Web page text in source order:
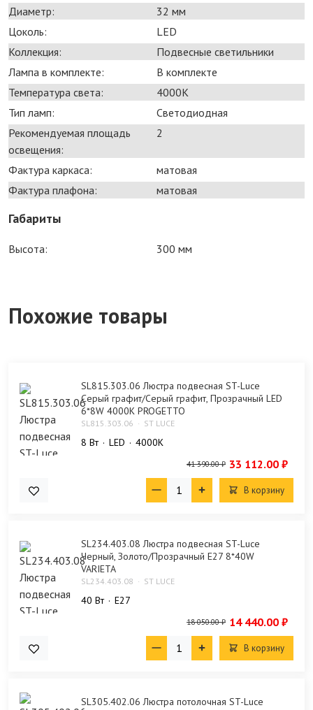
Диаметр:
32 мм
Цоколь:
LED
Коллекция:
Подвесные светильники
Лампа в комплекте:
В комплекте
Температура света:
4000K
Тип ламп:
Светодиодная
Рекомендуемая площадь
освещения:
2
Фактура каркаса:
матовая
Фактура плафона:
матовая
Габариты
Высота: 300 мм
Похожие товары
SL815.303.06 Люстра подвесная ST-Luce
Серый графит/Серый графит, Прозрачный LED
6*8W 4000K PROGETTO
SL815.303.06 ST LUCE
8 Bт LED 4000K
41 390.00 ₽ 33 112.00 ₽
В корзину
SL234.403.08 Люстра подвесная ST-Luce
Черный, Золото/Прозрачный E27 8*40W
VARIETA
SL234.403.08 ST LUCE
40 Bт E27
18 050.00 ₽ 14 440.00 ₽
В корзину
SL305.402.06 Люстра потолочная ST-Luce